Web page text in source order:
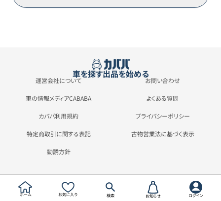
車を探す出品を始める
運営会社について お問い合わせ
車の情報メディアCABABA よくある質問
カババ利用規約 プライバシーポリシー
特定商取引に関する表記 古物営業法に基づく表示
勧誘方針
ホーム お気に入り 検索 お知らせ ログイン